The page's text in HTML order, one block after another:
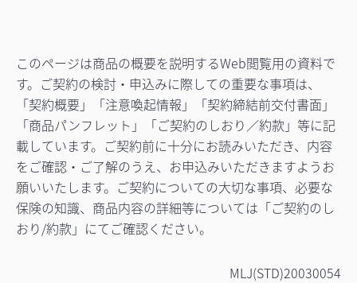
このページは商品の概要を説明するWeb閲覧用の資料で
す。ご契約の検討・申込みに際しての重要な事項は、
「契約概要」「注意喚起情報」「契約締結前交付書面」
「商品パンフレット」「ご契約のしおり／約款」等に記
載しています。ご契約前に十分にお読みいただき、内容
をご確認・ご了解のうえ、お申込みいただきますようお
願いいたします。ご契約についての大切な事項、必要な
保険の知識、商品内容の詳細等については「ご契約のし
おり/約款」にてご確認ください。
MLJ(STD)20030054